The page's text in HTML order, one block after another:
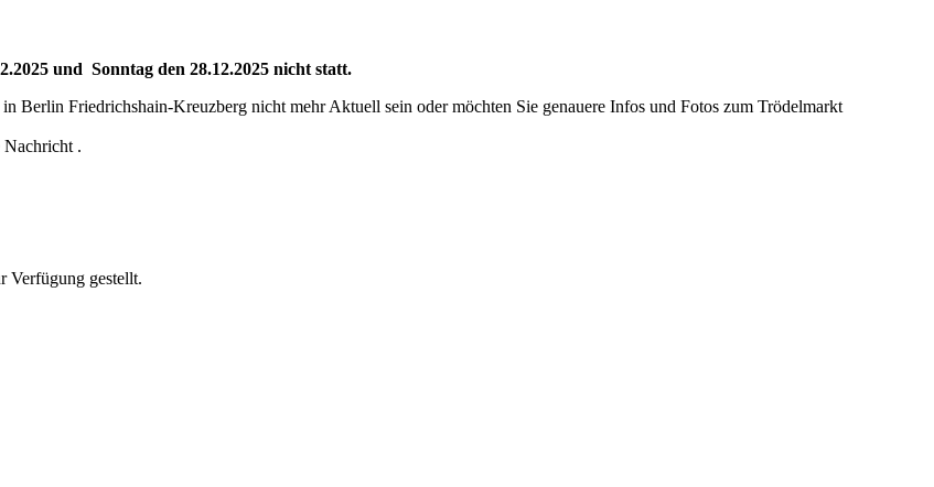
und Sonntag den 28.12.2025 nicht statt.
Berlin Friedrichshain-Kreuzberg nicht mehr Aktuell sein oder möchten Sie genauere Infos und Fotos zum Trödelmarkt
Nachricht .
Verfügung gestellt.